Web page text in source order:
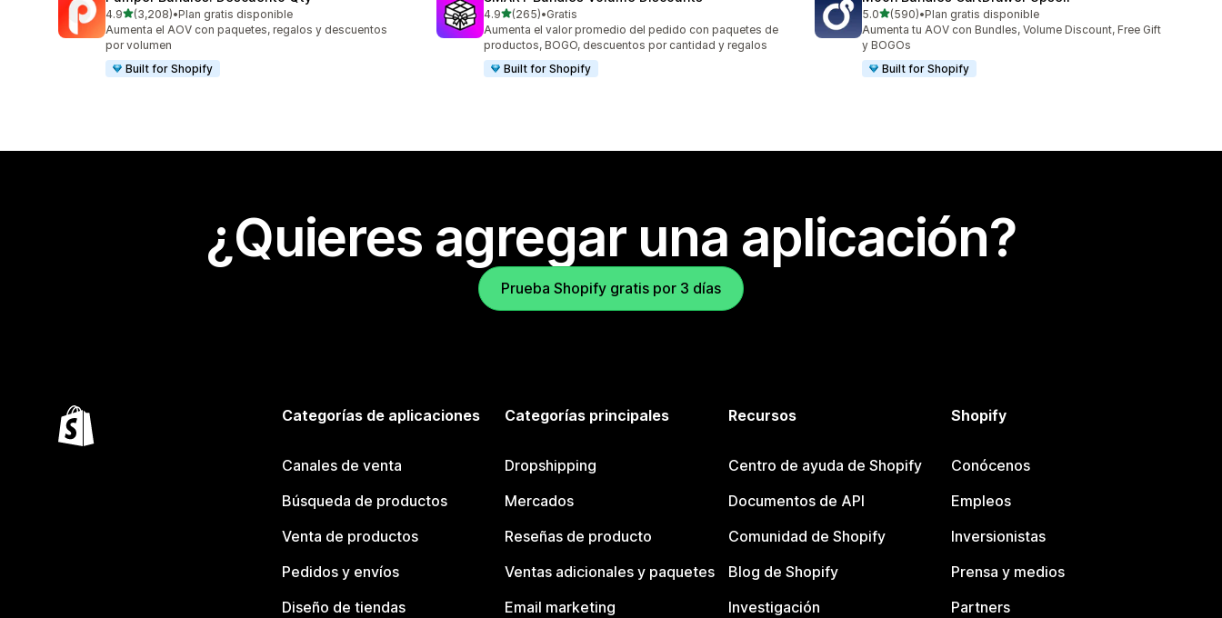
4.9de 5 estrellas
(3,208)
3208 reseñas en total
•Plan gratis disponible
Aumenta el AOV con paquetes, regalos y descuentos
por volumen
Built for Shopify
4.9de 5 estrellas
(265)
265 reseñas en total
•Gratis
Aumenta el valor promedio del pedido con paquetes de
productos, BOGO, descuentos por cantidad y regalos
Built for Shopify
5.0de 5 estrellas
(590)
590 reseñas en total
•Plan gratis disponible
Aumenta tu AOV con Bundles, Volume Discount, Free Gift
y BOGOs
Built for Shopify
¿Quieres agregar una aplicación?
Prueba Shopify gratis por 3 días
Categorías de aplicaciones
Canales de venta
Búsqueda de productos
Venta de productos
Pedidos y envíos
Diseño de tiendas
Categorías principales
Dropshipping
Mercados
Reseñas de producto
Ventas adicionales y paquetes
Email marketing
Recursos
Centro de ayuda de Shopify
Documentos de API
Comunidad de Shopify
Blog de Shopify
Investigación
Shopify
Conócenos
Empleos
Inversionistas
Prensa y medios
Partners